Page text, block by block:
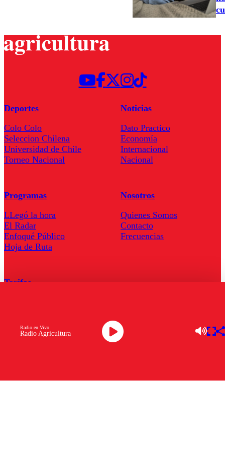
Radio Agricultura
Radio en Vivo
Deportes
Colo Colo
Seleccion Chilena
Universidad de Chile
Torneo Nacional
Noticias
Dato Practico
Economía
Internacional
Nacional
Programas
LLegó la hora
El Radar
Enfoqué Público
Hoja de Ruta
Nosotros
Quienes Somos
Contacto
Frecuencias
Tarifas
Descarga la APP